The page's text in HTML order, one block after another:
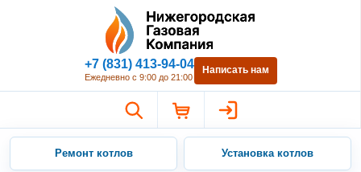
Нижегородская Газовая
+7 (831) 413-94-04
Ежедневно с 9:00 до 21:00
Написать нам
Ремонт котлов Установка котлов